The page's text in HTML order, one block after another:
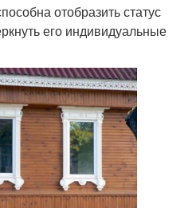
отобразить статус
его индивидуальные